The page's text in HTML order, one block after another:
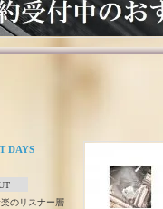
DAYS
のリスナー層